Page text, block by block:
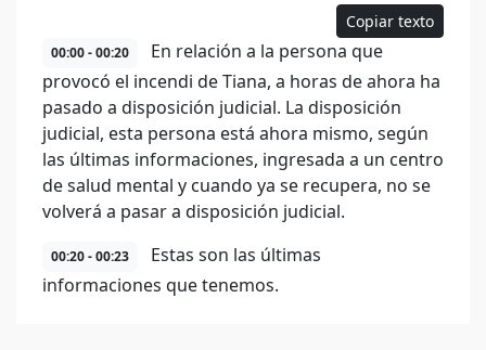
Copiar texto
00:00 - 00:20
En relación a la persona que
provocó el incendi de Tiana, a horas de ahora ha
pasado a disposición judicial. La disposición
judicial, esta persona está ahora mismo, según
las últimas informaciones, ingresada a un centro
de salud mental y cuando ya se recupera, no se
volverá a pasar a disposición judicial.
00:20 - 00:23
Estas son las últimas
informaciones que tenemos.